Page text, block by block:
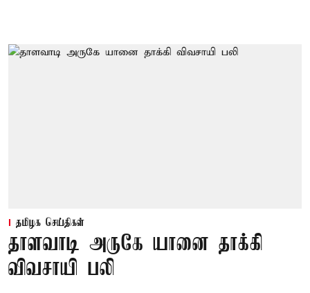
தமிழக செய்திகள்
தாளவாடி அருகே யானை தாக்கி
விவசாயி பலி